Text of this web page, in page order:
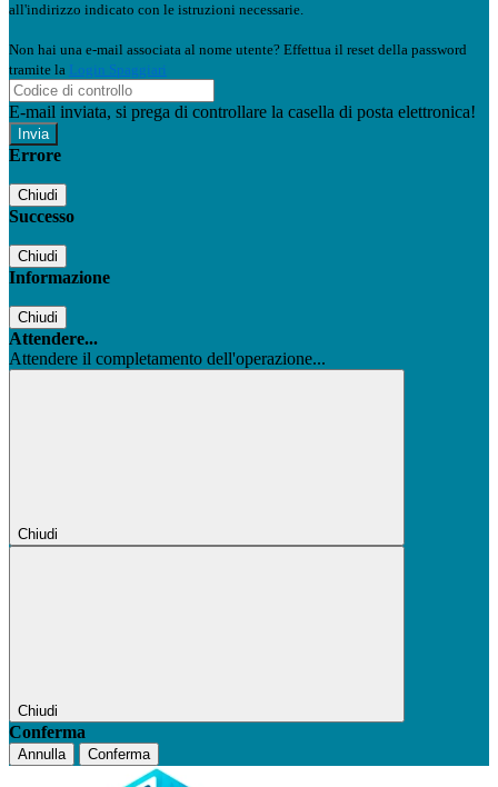
all'indirizzo indicato con le istruzioni necessarie.
Non hai una e-mail associata al nome utente? Effettua il reset della password
tramite la Login Spaggiari
E-mail inviata, si prega di controllare la casella di posta elettronica!
Errore
Chiudi
Successo
Chiudi
Informazione
Chiudi
Attendere...
Attendere il completamento dell'operazione...
Chiudi
Chiudi
Conferma
Annulla Conferma